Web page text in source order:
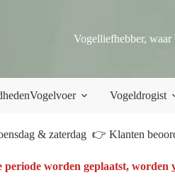
Vogelliefhebber, waar
Vogelvoer Vogeldrogist
& zaterdag 👉 Klanten
worden geplaatst, worden